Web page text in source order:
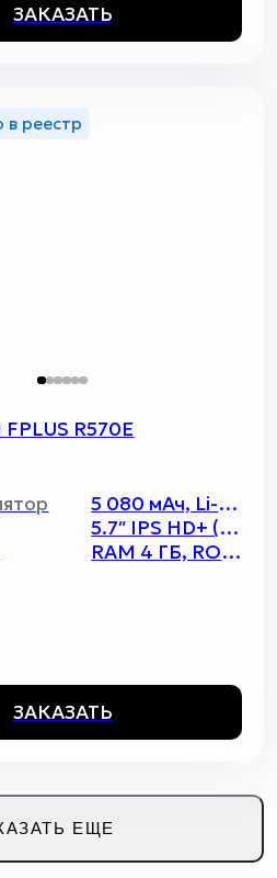
ЗАКАЗАТЬ
в реестр
R570E
5 080 мАч, Li-pol
5.7″ IPS HD+ (1440х720)
RAM 4 ГБ, ROM 64 ГБ, MicroSD до 512 ГБ
ЗАКАЗАТЬ
ЕЩЕ